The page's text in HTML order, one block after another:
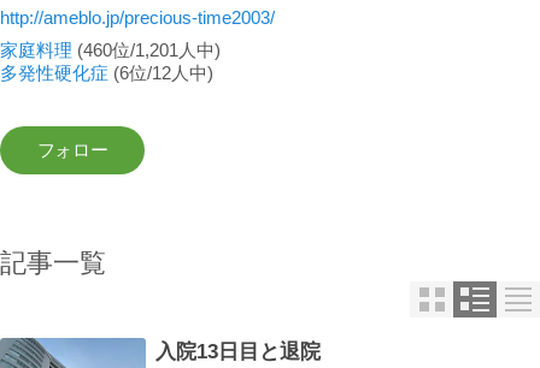
http://ameblo.jp/precious-time2003/
家庭料理 (460位/1,201人中)
多発性硬化症 (6位/12人中)
記事一覧
入院13日目と退院